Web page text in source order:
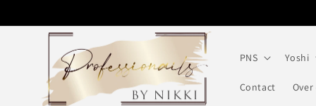
content
PNS Yoshi
Contact